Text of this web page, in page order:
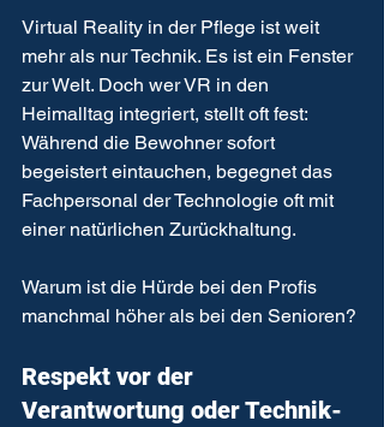
Virtual Reality in der Pflege ist weit
mehr als nur Technik. Es ist ein Fenster
zur Welt. Doch wer VR in den
Heimalltag integriert, stellt oft fest:
Während die Bewohner sofort
begeistert eintauchen, begegnet das
Fachpersonal der Technologie oft mit
einer natürlichen Zurückhaltung.
Warum ist die Hürde bei den Profis
manchmal höher als bei den Senioren?
Respekt vor der
Verantwortung oder Technik-